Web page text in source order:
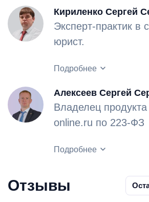
конференций в
Кириленко Сергей
Эксперт-практик в
юрист.
Опыт работы в
органах
власти.
Основная
юридическое
заказчиков и
Работал в штате
числе в
государственном
В период с 2017 по
Подробнее
Алексеев Сергей
Владелец
online.ru по 223-ФЗ
Подробнее
Отзывы